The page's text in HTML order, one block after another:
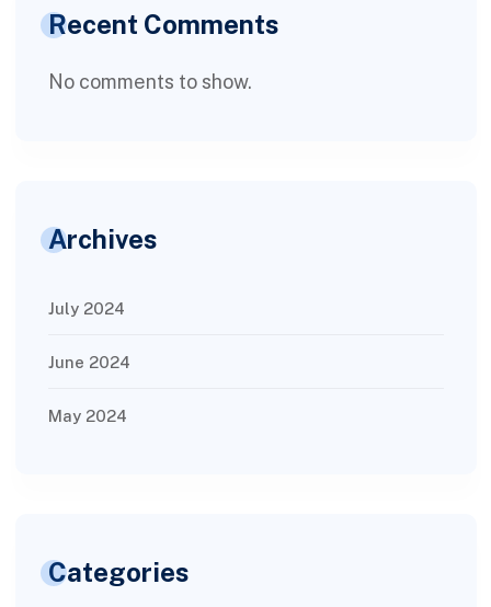
Recent Comments
No comments to show.
Archives
July 2024
June 2024
May 2024
Categories